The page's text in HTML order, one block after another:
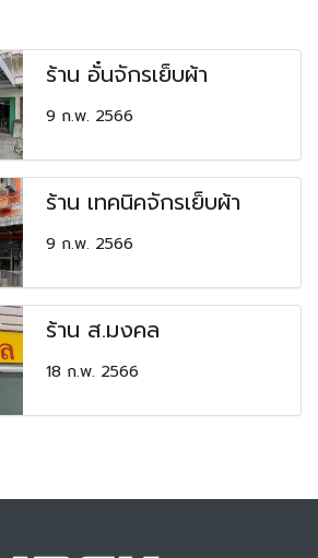
ร้าน อั๋นจักรเย็บผ้า
9 ก.พ. 2566
ร้าน เทคนิคจักรเย็บผ้า
9 ก.พ. 2566
ร้าน ส.มงคล
18 ก.พ. 2566